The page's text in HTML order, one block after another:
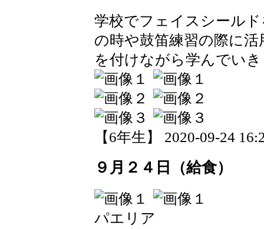
学校でフェイスシール
の時や鼓笛練習の際に
を付けながら学んでい
【6年生】 2020-09-24
９月２４日（給食）
パエリア